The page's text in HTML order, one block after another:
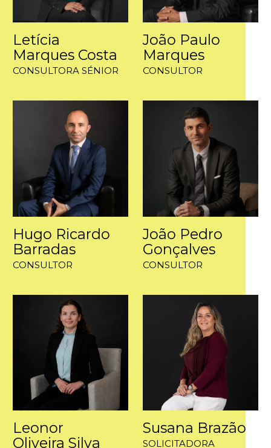
Letícia
Marques Costa
CONSULTORA SÉNIOR
João Paulo
Marques
CONSULTOR
Hugo Ricardo
Barradas
CONSULTOR
João Pedro
Gonçalves
CONSULTOR
Leonor
Oliveira Silva
Susana Brazão
SOLICITADORA